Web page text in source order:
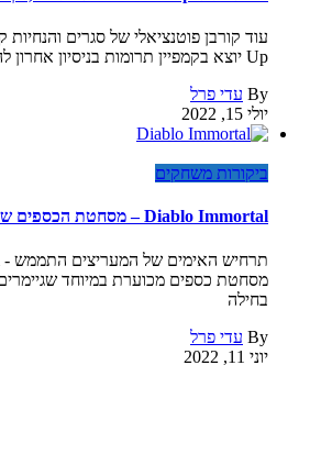
Up יוצא בקמפיין תרומות בניסיון אחרון להצילו מפני סגירה
By עדי פרל
יולי 15, 2022
ביקורות משחקים
Diablo Immortal – מסחטת הכספים ששברה אותי
מסחטת כספים מכוערת במיוחד
בחילה
By עדי פרל
יוני 11, 2022